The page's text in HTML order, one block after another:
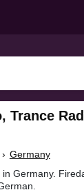
Trance
› Germany
Germany.